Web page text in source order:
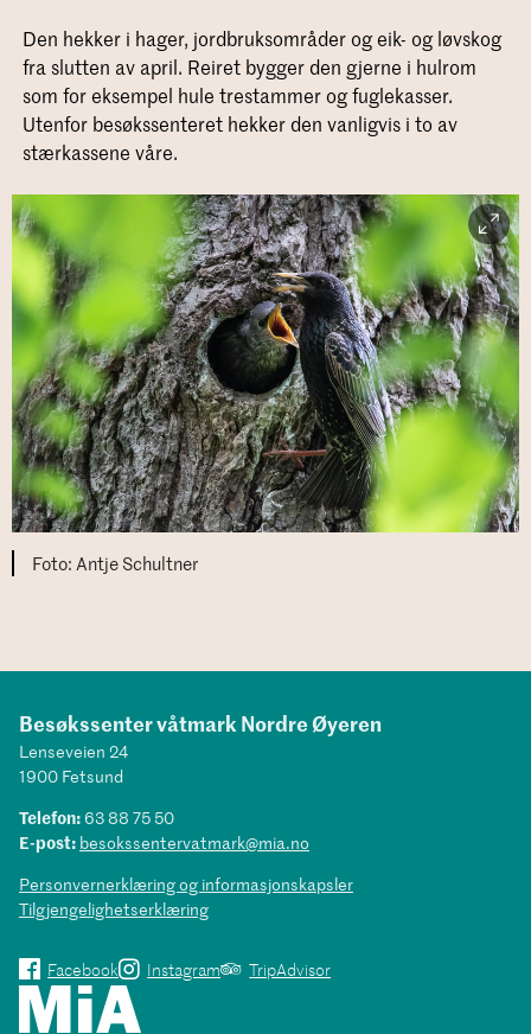
Den hekker i hager, jordbruksområder og eik- og løvskog
fra slutten av april. Reiret bygger den gjerne i hulrom
som for eksempel hule trestammer og fuglekasser.
Utenfor besøkssenteret hekker den vanligvis i to av
stærkassene våre.
Antje Schultner
Besøkssenter våtmark Nordre Øyeren
Lenseveien 24
1900 Fetsund
Telefon:63 88 75 50
E-post: besokssentervatmark@mia.no
Personvernerklæring og informasjonskapsler
Tilgjengelighetserklæring
Facebook Instagram TripAdvisor